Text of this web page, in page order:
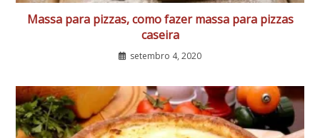
Massa para pizzas, como fazer massa para pizzas
caseira
setembro 4, 2020